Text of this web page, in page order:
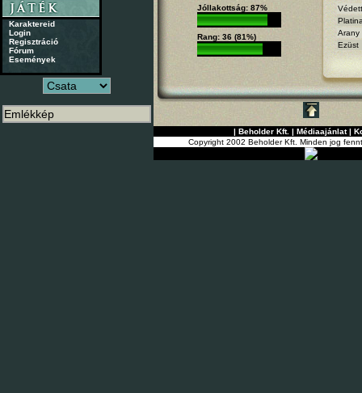
Karaktereid
Login
Regisztráció
Fórum
Események
Jóllakottság: 87%
Rang: 36 (81%)
Arany
Ezüst
| Beholder Kft. | Médiaajánlat|
Copyright 2002 Beholder Kft. Minden jog